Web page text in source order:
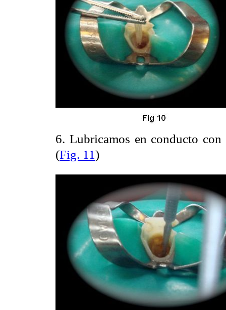
6. Lubricamos en conducto
(Fig. 11)